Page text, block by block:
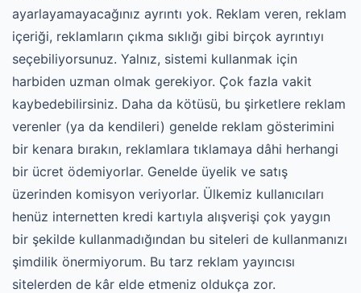
ayarlayamayacağınız ayrıntı yok. Reklam veren, reklam
içeriği, reklamların çıkma sıklığı gibi birçok ayrıntıyı
seçebiliyorsunuz. Yalnız, sistemi kullanmak için
harbiden uzman olmak gerekiyor. Çok fazla vakit
kaybedebilirsiniz. Daha da kötüsü, bu şirketlere reklam
verenler (ya da kendileri) genelde reklam gösterimini
bir kenara bırakın, reklamlara tıklamaya dâhi herhangi
bir ücret ödemiyorlar. Genelde üyelik ve satış
üzerinden komisyon veriyorlar. Ülkemiz kullanıcıları
henüz internetten kredi kartıyla alışverişi çok yaygın
bir şekilde kullanmadığından bu siteleri de kullanmanızı
şimdilik önermiyorum. Bu tarz reklam yayıncısı
sitelerden de kâr elde etmeniz oldukça zor.